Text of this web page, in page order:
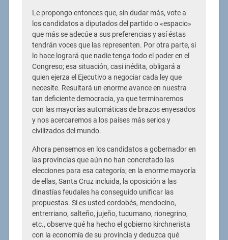
Le propongo entonces que, sin dudar más, vote a
los candidatos a diputados del partido o «espacio»
que más se adecúe a sus preferencias y así éstas
tendrán voces que las representen. Por otra parte, si
lo hace logrará que nadie tenga todo el poder en el
Congreso; esa situación, casi inédita, obligará a
quien ejerza el Ejecutivo a negociar cada ley que
necesite. Resultará un enorme avance en nuestra
tan deficiente democracia, ya que terminaremos
con las mayorías automáticas de brazos enyesados
y nos acercaremos a los países más serios y
civilizados del mundo.
Ahora pensemos en los candidatos a gobernador en
las provincias que aún no han concretado las
elecciones para esa categoría; en la enorme mayoría
de ellas, Santa Cruz incluida, la oposición a las
dinastías feudales ha conseguido unificar las
propuestas. Si es usted cordobés, mendocino,
entrerriano, salteño, jujeño, tucumano, rionegrino,
etc., observe qué ha hecho el gobierno kirchnerista
con la economía de su provincia y deduzca qué